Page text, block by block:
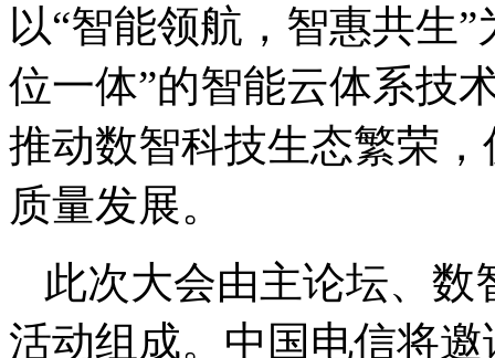
以“智能领航，智惠共生
位一体”的智能云体系技
推动数智科技生态繁荣
质量发展。
此次大会由主论坛、
活动组成。中国电信将